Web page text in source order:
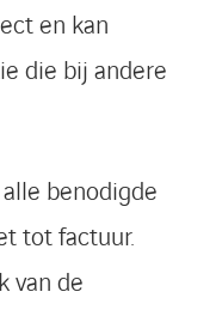
en kan
die bij andere
benodigde
tot factuur.
van de